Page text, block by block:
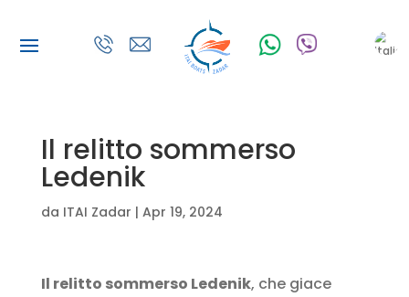
Il relitto sommerso
Ledenik
da ITAI Zadar | Apr 19, 2024
Il relitto sommerso Ledenik, che giace